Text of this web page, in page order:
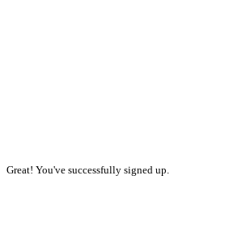
Great! You've successfully signed up.